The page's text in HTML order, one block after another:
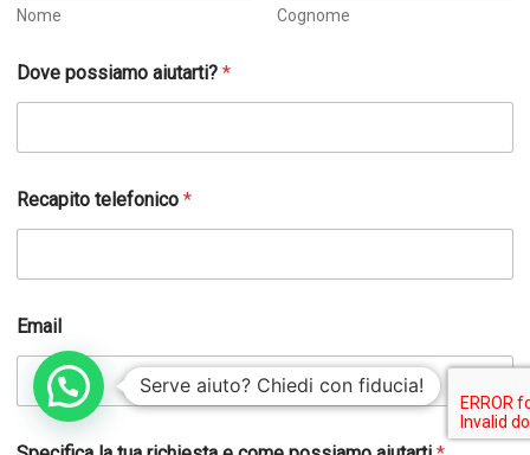
e
t
a
a
u
a
t
a
Nome Cognome
Dove possiamo aiutarti?*
Recapito telefonico*
Email
Serve aiuto? Chiedi con fiducia!